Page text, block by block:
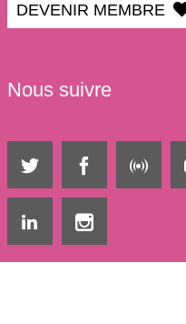
DEVENIR MEMBRE
Nous suivre